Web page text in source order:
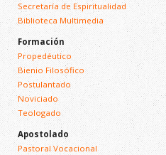
Secretaría de Espiritualidad
Biblioteca Multimedia
Formación
Propedéutico
Bienio Filosófico
Postulantado
Noviciado
Teologado
Apostolado
Pastoral Vocacional